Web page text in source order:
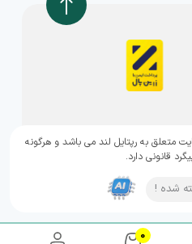
0
متعلق به رپتایل لند می باشد و هرگونه
قانونی دارد.
شده !